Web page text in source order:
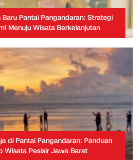
Baru Pantai Pangandaran: Strategi
Menuju Wisata Berkelanjutan
di Pantai Pangandaran: Panduan
Wisata Pesisir Jawa Barat